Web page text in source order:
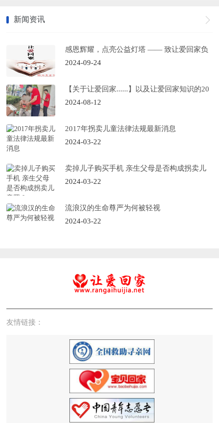
新闻资讯
感恩辉耀，点亮公益灯塔 —— 致让爱回家负
责人
2024-09-24
【关于让爱回家......】以及让爱回家知识的20
个问答
2024-08-12
2017年拐卖儿童法律法规最新消息
2024-03-22
卖掉儿子购买手机 亲生父母是否构成拐卖儿
童罪？
2024-03-22
流浪汉的生命尊严为何被轻视
2024-03-22
友情链接：